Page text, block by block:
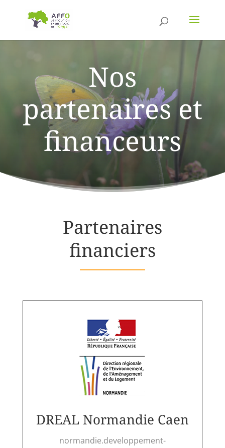
Nos
partenaires et
financeurs
Partenaires
financiers
DREAL Normandie Caen
normandie.developpement-